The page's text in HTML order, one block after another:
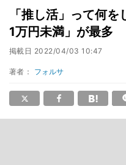
「推し活」って何
1万円未満」が最多
掲載日 2022/04/03 10:47
著者： フォルサ